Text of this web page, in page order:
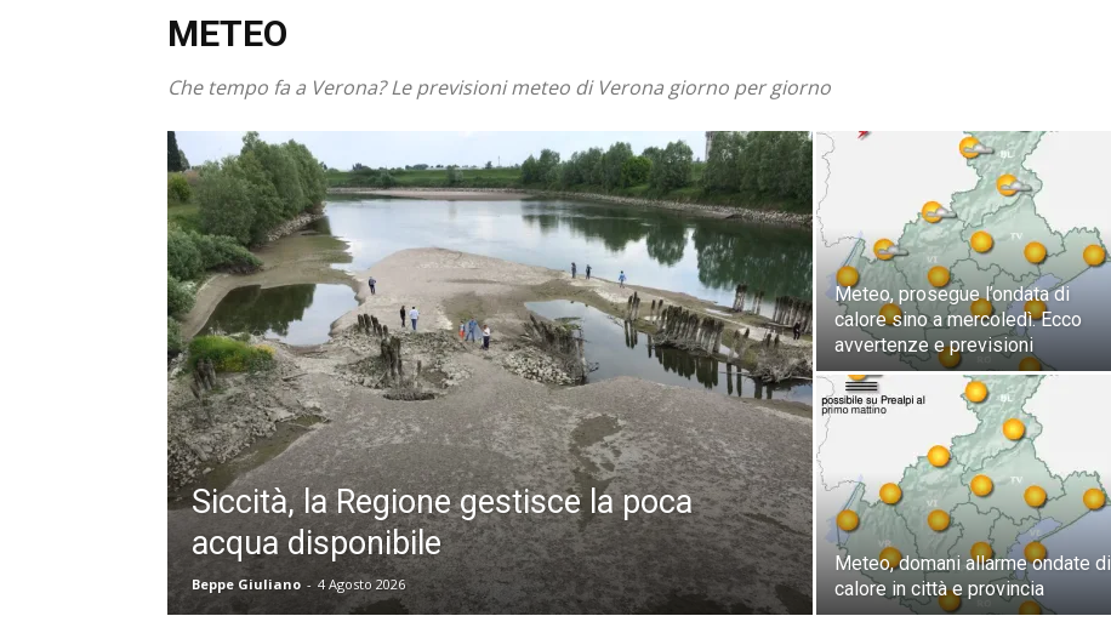
METEO
Che tempo fa a Verona? Le previsioni meteo di Verona giorno per giorno
Siccità, la Regione gestisce la poca
acqua disponibile
Beppe Giuliano - 4 Agosto 2026
Meteo, prosegue l’ondata di
calore sino a mercoledì. Ecco
avvertenze e previsioni
Meteo, domani allarme ondate di
calore in città e provincia